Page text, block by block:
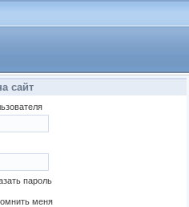
сайт
пароль
меня